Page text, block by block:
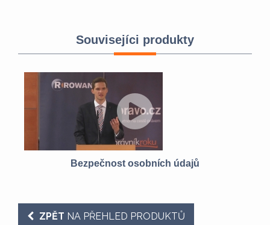
Souvisejíci produkty
Bezpečnost osobních údajů
ZPĚT NA PŘEHLED PRODUKTŮ